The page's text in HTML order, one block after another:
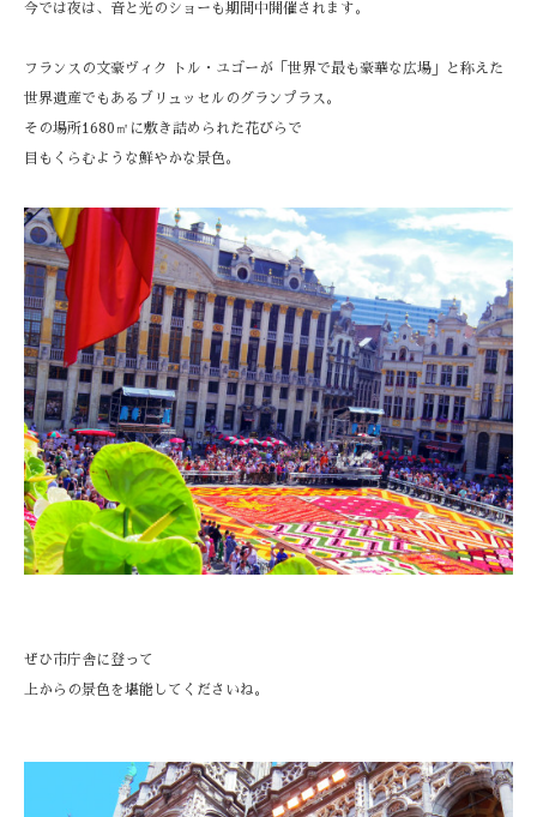
今では夜は、音と光のショーも期間中開催されます。
フランスの文豪ヴィク トル・ユゴーが「世界で最も豪華な広場」と称えた
世界遺産でもあるブリュッセルのグランプラス。
その場所1680㎡に敷き詰められた花びらで
目もくらむような鮮やかな景色。
ぜひ市庁舎に登って
上からの景色を堪能してくださいね。